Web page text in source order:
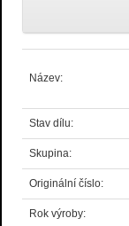
Název:
Stav dílu:
Skupina:
Originální číslo:
Rok výroby: